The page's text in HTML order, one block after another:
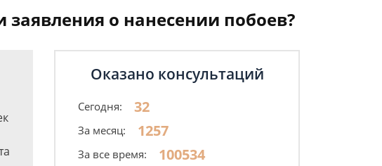
о нанесении побоев?
Оказано консультаций
Сегодня: 32
За месяц: 1257
За все время: 100534